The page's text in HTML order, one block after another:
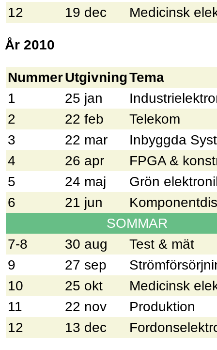
12
19 dec Medicinsk
År 2010
NummerUtgivningTema
1
25 jan
2
22 feb
Telekom
3
22 mar
Inbyggda
4
26 apr
FPGA &
5
24 maj
Grön
6
21 jun
SOMMAR
7-8
30 aug
Test & mät
9
27 sep
10
25 okt
Medicinsk
11
22 nov
Produktion
12
13 dec